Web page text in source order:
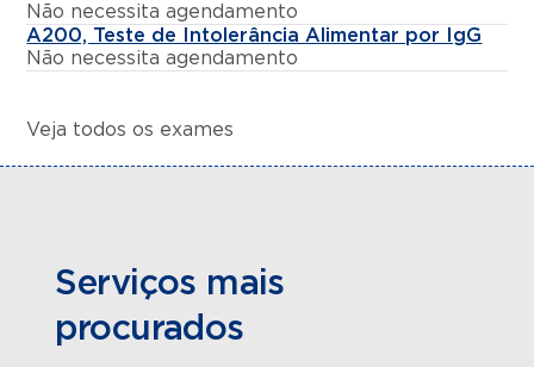
Não necessita agendamento
A200, Teste de Intolerância Alimentar por IgG
Não necessita agendamento
Veja todos os exames
Serviços mais
procurados